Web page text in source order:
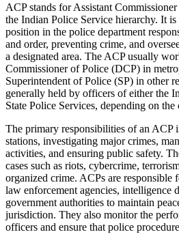
ACP stands for Assistant
the Indian Police Service hierarchy. It
position in the police department
and order, preventing crime, and
a designated area. The ACP usually
Commissioner of Police (DCP) in
Superintendent of Police (SP) in other
generally held by officers of either the
State Police Services, depending on the
The primary responsibilities of an ACP
stations, investigating major crimes,
activities, and ensuring public safety.
cases such as riots, cybercrime,
organized crime. ACPs are
law enforcement agencies, intelligence
government authorities to maintain
jurisdiction. They also monitor the
officers and ensure that police